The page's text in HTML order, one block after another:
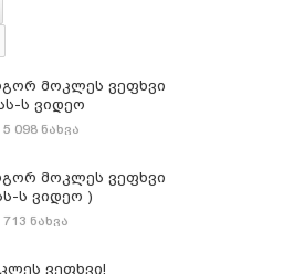
მოკლეს ვეფხვი
ს ვიდეო
5 098 ნახვა
მოკლეს ვეფხვი
ს ვიდეო )
713 ნახვა
ვეფხვი!